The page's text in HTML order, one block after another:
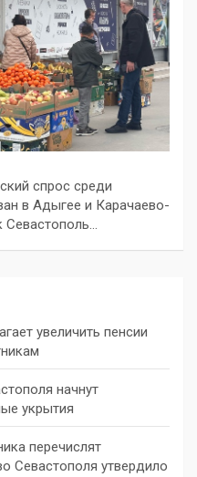
спрос среди
в Адыгее и Карачаево-
Севастополь…
увеличить пенсии
начнут
укрытия
перечислят
Севастополя утвердило